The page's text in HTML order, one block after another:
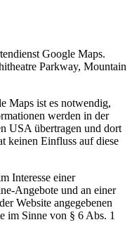
Google Maps.
Parkway, Mountain
Maps ist es notwendig,
werden in der
USA übertragen und dort
keinen Einfluss auf diese
Interesse einer
Angebote und an einer
Website angegebenen
im Sinne von § 6 Abs. 1